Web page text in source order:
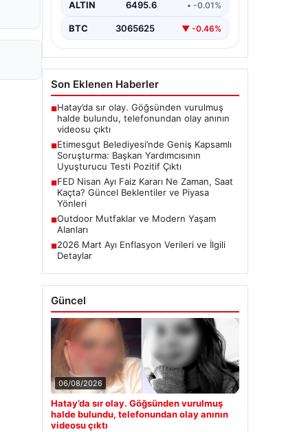
alan belediyeye yönelik yürütülen
aşamasında önemli…
ALTIN 6495.6 • -0.01%
BTC 3065625 ▼ -0.46%
Son Eklenen Haberler
■Hatay’da sır olay. Göğsünden vurulmuş
halde bulundu, telefonundan olay anının
videosu çıktı
■Etimesgut Belediyesi’nde Geniş Kapsamlı
Soruşturma: Başkan Yardımcısının
Uyuşturucu Testi Pozitif Çıktı
■FED Nisan Ayı Faiz Kararı Ne Zaman, Saat
Kaçta? Güncel Beklentiler ve Piyasa
Yönleri
■Outdoor Mutfaklar ve Modern Yaşam
Alanları
■2026 Mart Ayı Enflasyon Verileri ve İlgili
Detaylar
Güncel
06/08/2026
Hatay’da sır olay. Göğsünden vurulmuş
halde bulundu, telefonundan olay anının
videosu çıktı